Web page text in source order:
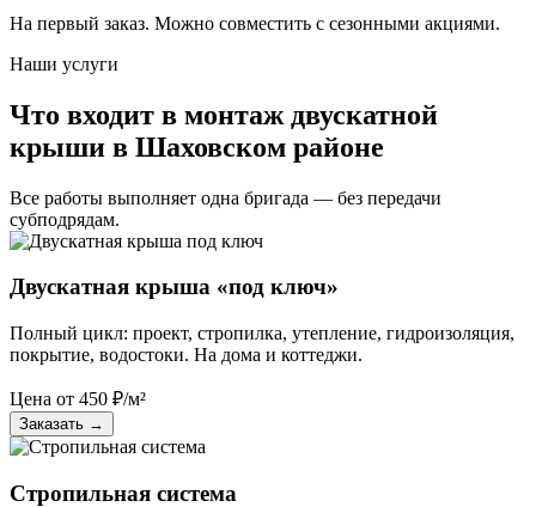
На первый заказ. Можно совместить с сезонными акциями.
Наши услуги
Что входит в монтаж двускатной
крыши в Шаховском районе
Все работы выполняет одна бригада — без передачи
субподрядам.
Двускатная крыша «под ключ»
Полный цикл: проект, стропилка, утепление, гидроизоляция,
покрытие, водостоки. На дома и коттеджи.
Цена от 450 ₽/м²
Заказать →
Стропильная система